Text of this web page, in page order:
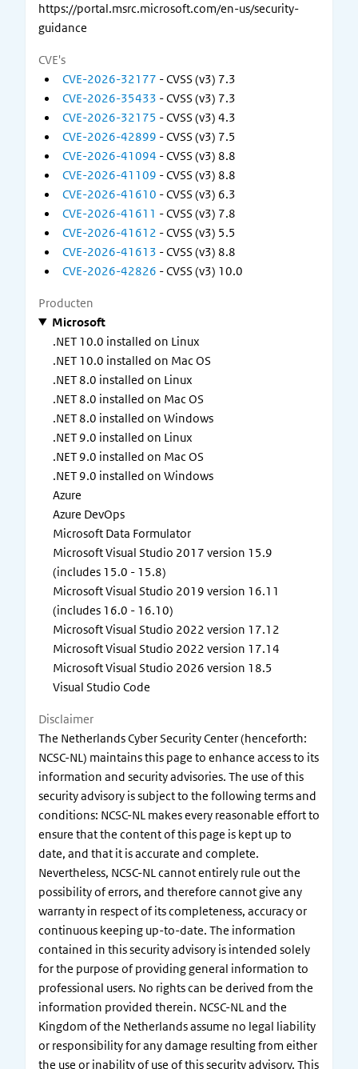
https://portal.msrc.microsoft.com/en-us/security-
guidance
CVE's
CVE-2026-32177 - CVSS (v3) 7.3
CVE-2026-35433 - CVSS (v3) 7.3
CVE-2026-32175 - CVSS (v3) 4.3
CVE-2026-42899 - CVSS (v3) 7.5
CVE-2026-41094 - CVSS (v3) 8.8
CVE-2026-41109 - CVSS (v3) 8.8
CVE-2026-41610 - CVSS (v3) 6.3
CVE-2026-41611 - CVSS (v3) 7.8
CVE-2026-41612 - CVSS (v3) 5.5
CVE-2026-41613 - CVSS (v3) 8.8
CVE-2026-42826 - CVSS (v3) 10.0
Producten
Microsoft
.NET 10.0 installed on Linux
.NET 10.0 installed on Mac OS
.NET 8.0 installed on Linux
.NET 8.0 installed on Mac OS
.NET 8.0 installed on Windows
.NET 9.0 installed on Linux
.NET 9.0 installed on Mac OS
.NET 9.0 installed on Windows
Azure
Azure DevOps
Microsoft Data Formulator
Microsoft Visual Studio 2017 version 15.9
(includes 15.0 - 15.8)
Microsoft Visual Studio 2019 version 16.11
(includes 16.0 - 16.10)
Microsoft Visual Studio 2022 version 17.12
Microsoft Visual Studio 2022 version 17.14
Microsoft Visual Studio 2026 version 18.5
Visual Studio Code
Disclaimer
The Netherlands Cyber Security Center (henceforth:
NCSC-NL) maintains this page to enhance access to its
information and security advisories. The use of this
security advisory is subject to the following terms and
conditions: NCSC-NL makes every reasonable effort to
ensure that the content of this page is kept up to
date, and that it is accurate and complete.
Nevertheless, NCSC-NL cannot entirely rule out the
possibility of errors, and therefore cannot give any
warranty in respect of its completeness, accuracy or
continuous keeping up-to-date. The information
contained in this security advisory is intended solely
for the purpose of providing general information to
professional users. No rights can be derived from the
information provided therein. NCSC-NL and the
Kingdom of the Netherlands assume no legal liability
or responsibility for any damage resulting from either
the use or inability of use of this security advisory. This